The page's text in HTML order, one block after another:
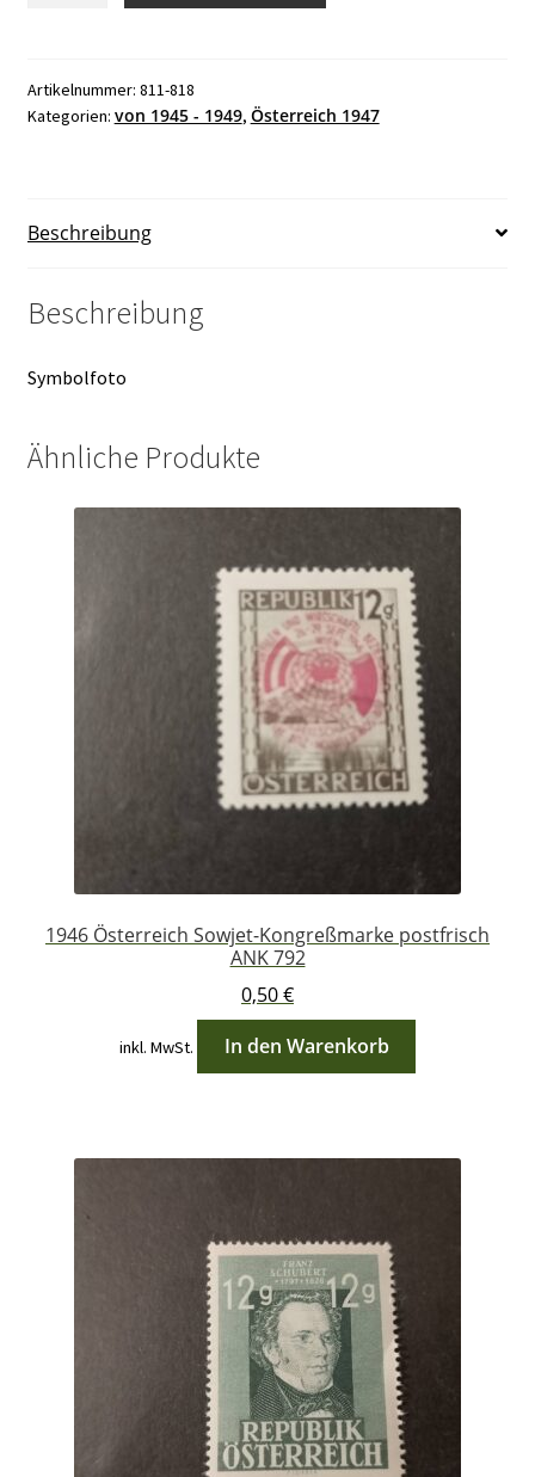
1947,
postfrisch,
818
Artikelnummer: 811-818
Kategorien: von 1945 - 1949, Österreich 1947
Beschreibung
Beschreibung
Symbolfoto
Ähnliche Produkte
1946 Österreich Sowjet-Kongreßmarke postfrisch
ANK 792
0,50€
inkl. MwSt. In den Warenkorb